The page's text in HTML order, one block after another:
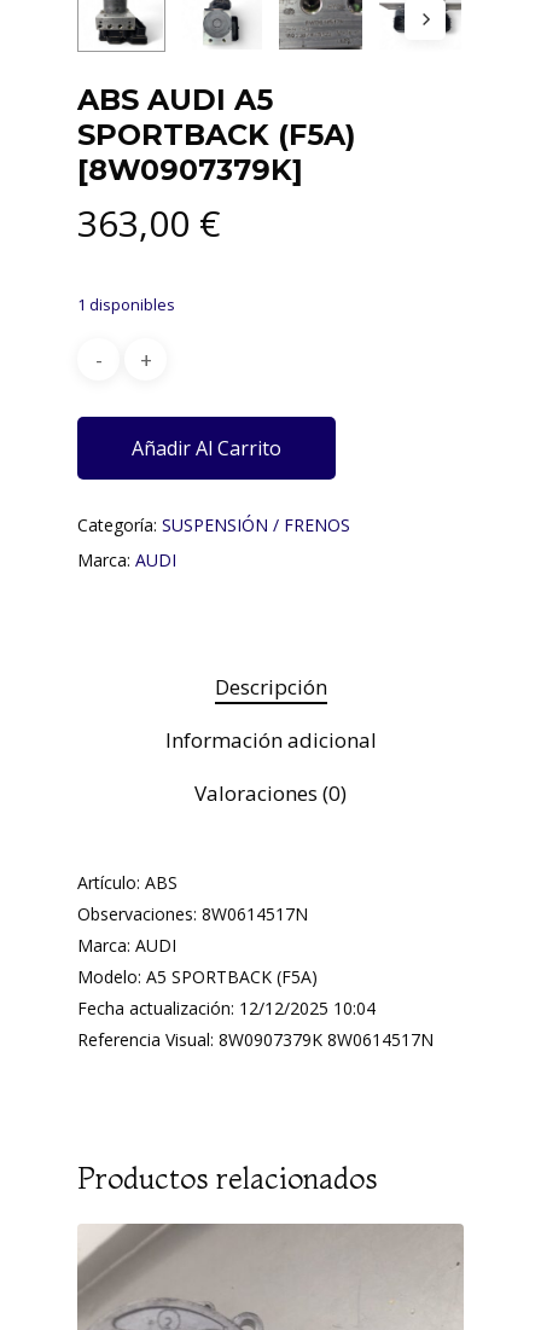
ABS AUDI A5
SPORTBACK (F5A)
[8W0907379K]
363,00 €
1 disponibles
Añadir Al Carrito
Categoría: SUSPENSIÓN / FRENOS
Marca: AUDI
Descripción
Información adicional
Valoraciones (0)
Artículo: ABS
Observaciones: 8W0614517N
Marca: AUDI
Modelo: A5 SPORTBACK (F5A)
Fecha actualización: 12/12/2025 10:04
Referencia Visual: 8W0907379K 8W0614517N
Productos relacionados